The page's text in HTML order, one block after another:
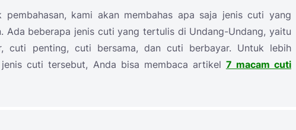
kami akan membahas apa saja jenis cuti yang
Ada beberapa jenis cuti yang tertulis di Undang-Undang, yaitu
cuti penting, cuti bersama, dan cuti berbayar. Untuk lebih
cuti tersebut, Anda bisa membaca artikel 7 macam cuti